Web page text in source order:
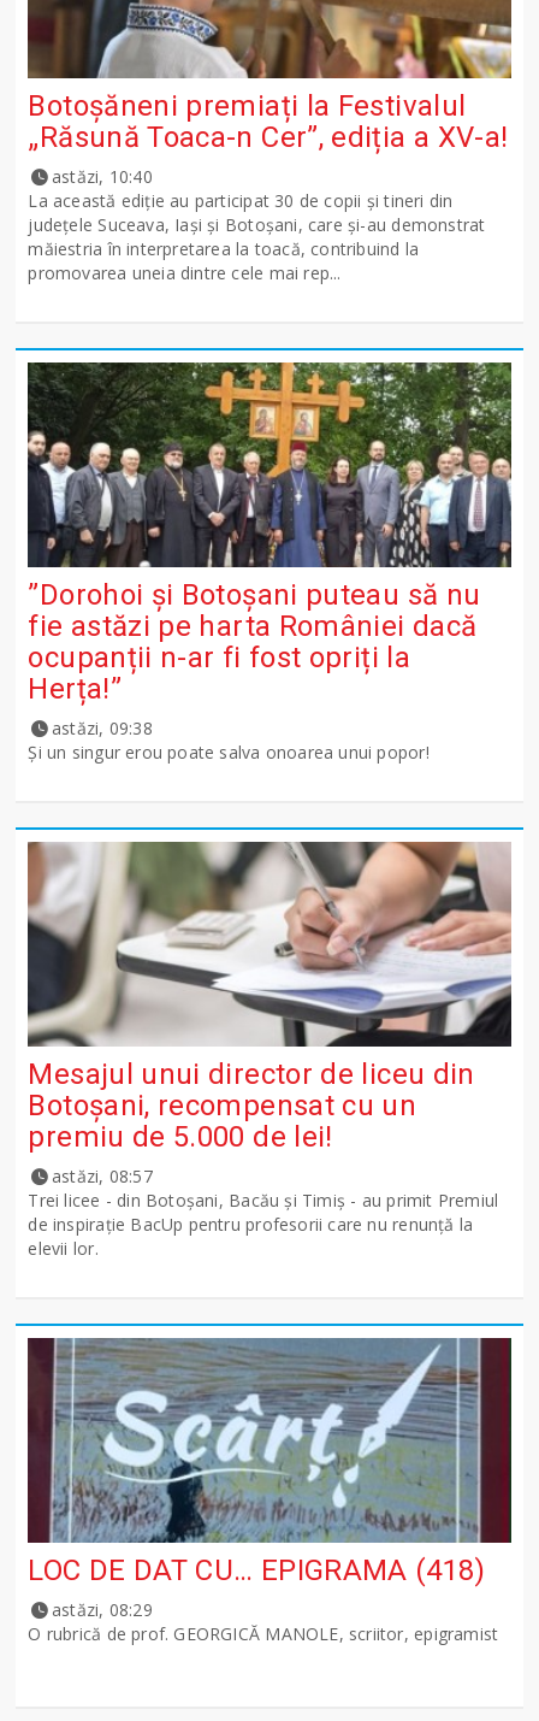
Botoșăneni premiați la Festivalul
„Răsună Toaca-n Cer”, ediția a XV-a!
astăzi, 10:40
La această ediție au participat 30 de copii și tineri din
județele Suceava, Iași și Botoșani, care și-au demonstrat
măiestria în interpretarea la toacă, contribuind la
promovarea uneia dintre cele mai rep...
”Dorohoi și Botoșani puteau să nu
fie astăzi pe harta României dacă
ocupanții n-ar fi fost opriți la
Herța!”
astăzi, 09:38
Și un singur erou poate salva onoarea unui popor!
Mesajul unui director de liceu din
Botoșani, recompensat cu un
premiu de 5.000 de lei!
astăzi, 08:57
Trei licee - din Botoșani, Bacău și Timiș - au primit Premiul
de inspirație BacUp pentru profesorii care nu renunță la
elevii lor.
LOC DE DAT CU… EPIGRAMA (418)
astăzi, 08:29
O rubrică de prof. GEORGICĂ MANOLE, scriitor, epigramist